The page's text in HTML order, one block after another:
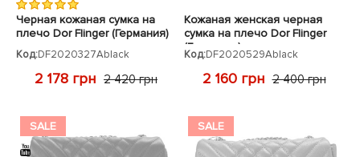
Черная кожаная сумка на
плечо Dor Flinger (Германия)
Код:DF2020327Ablack
2 178 грн 2 420 грн
Кожаная женская черная
сумка на плечо Dor Flinger
(Германия)
Код:DF2020529Ablack
2 160 грн 2 400 грн
SALE SALE